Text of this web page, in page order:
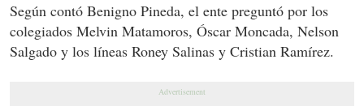
Según contó Benigno Pineda, el ente preguntó por los
colegiados Melvin Matamoros, Óscar Moncada, Nelson
Salgado y los líneas Roney Salinas y Cristian Ramírez.